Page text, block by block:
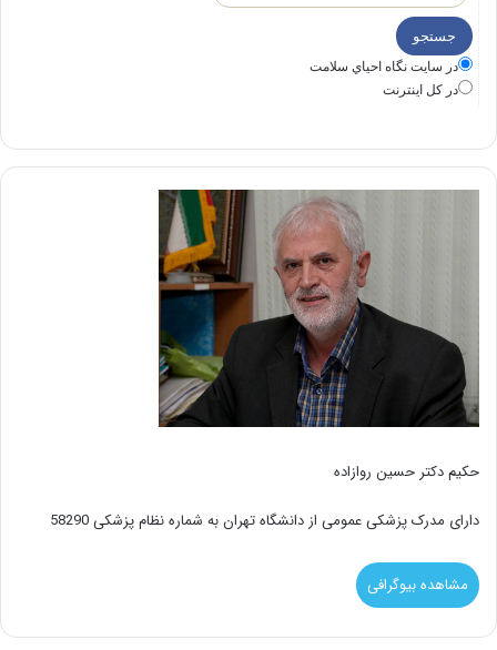
در سايت نگاه احياي سلامت
در كل اينترنت
حکیم دکتر حسین روازاده
دارای مدرک پزشکی عمومی از دانشگاه تهران به شماره نظام پزشکی 58290
مشاهده بیوگرافی